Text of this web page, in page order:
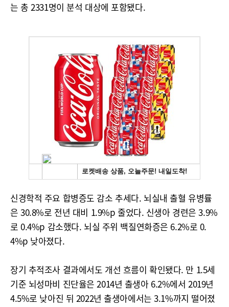
는 총 2331명이 분석 대상에 포함됐다.
신경학적 주요 합병증도 감소 추세다. 뇌실내 출혈 유병률
은 30.8%로 전년 대비 1.9%p 줄었다. 신생아 경련은 3.9%
로 0.4%p 감소했다. 뇌실 주위 백질연화증은 6.2%로 0.
4%p 낮아졌다.
장기 추적조사 결과에서도 개선 흐름이 확인됐다. 만 1.5세
기준 뇌성마비 진단율은 2014년 출생아 6.2%에서 2019년
4.5%로 낮아진 뒤 2022년 출생아에서는 3.1%까지 떨어졌